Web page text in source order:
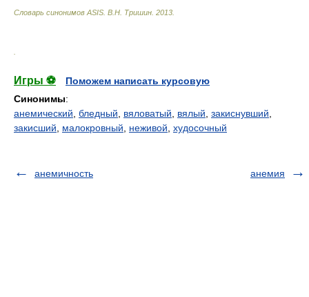
Словарь синонимов ASIS. В.Н. Тришин 2013
Игры ⚽
Поможем написать курсовую
Синонимы:
анемический бледный вяловатый вялый закиснувший
закисший
малокровный неживой худосочный
анемичность анемия